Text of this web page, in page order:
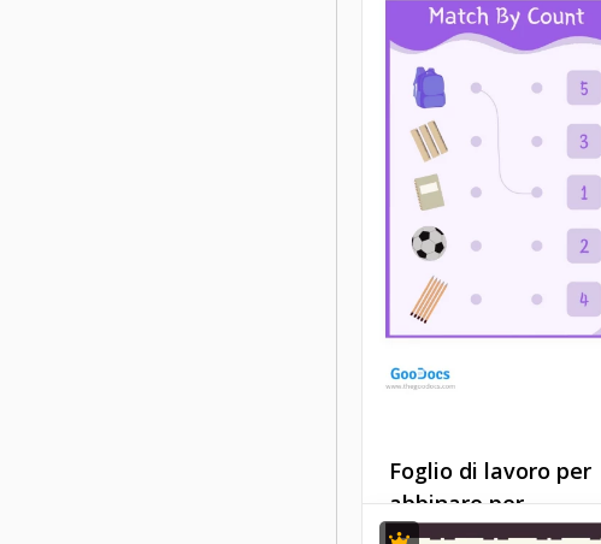
Il nostro foglio di lavoro
arcobaleno colorato è uno
strumento fantastico per
coloro che vogliono
insegnare ai bambini
piccoli come appaiono il
rosso, il giallo, il verde e gli
altri colori.
Google Slides
Foglio di lavoro per
abbinare per
conteggio